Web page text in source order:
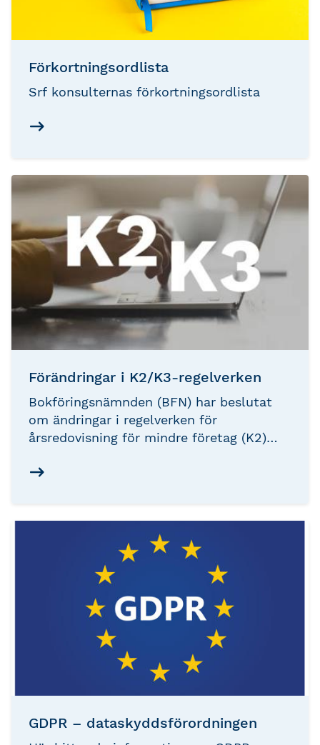
Förkortningsordlista
Srf konsulternas förkortningsordlista
Förändringar i K2/K3-regelverken
Bokföringsnämnden (BFN) har beslutat
om ändringar i regelverken för
årsredovisning för mindre företag (K2)
årsredovisning (K3), samt i regelverket för
information om de ändrade reglerna.
GDPR – dataskyddsförordningen